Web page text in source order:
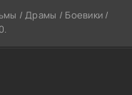
/ Драмы / Боевики /